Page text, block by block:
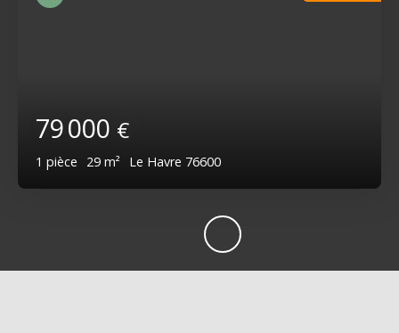
79 000 €
1 pièce 29 m² Le Havre 76600